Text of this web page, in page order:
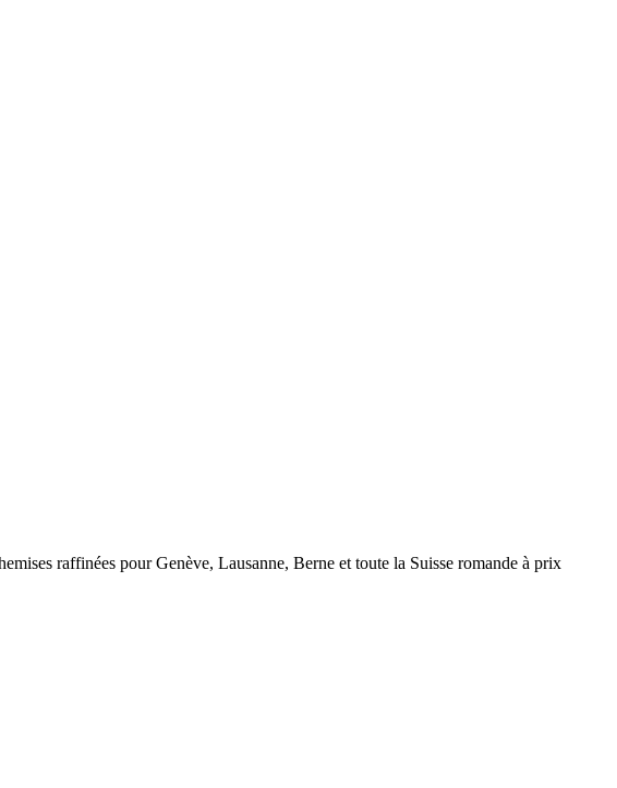
raffinées pour Genève, Lausanne, Berne et toute la Suisse romande à prix